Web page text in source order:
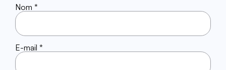
Nom *
E-mail *